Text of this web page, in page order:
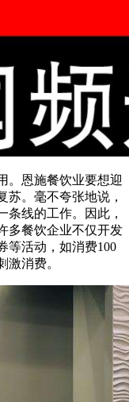
。恩施餐饮业要想迎
苏。毫不夸张地说，
条线的工作。因此，
多餐饮企业不仅开发
等活动，如消费100
激消费。